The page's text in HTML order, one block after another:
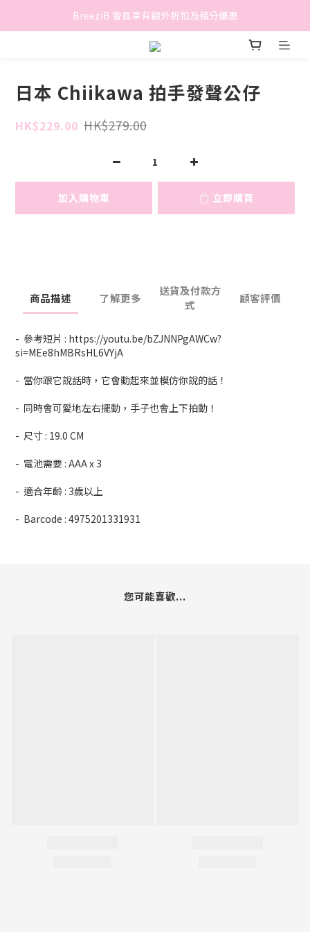
香港地區滿$500免費送貨 (離島區及偏遠地區除外)
BreeziB 會員享有額外折扣及積分優惠
香港地區滿$500免費送貨 (離島區及偏遠地區除外)
日本 Chiikawa 拍手發聲公仔
HK$229.00 HK$279.00
加入購物車 立即購買
商品描述 了解更多
送貨及付款方
式
顧客評價
- 參考短片 : https://youtu.be/bZJNNPgAWCw?
si=MEe8hMBRsHL6VYjA
- 當你跟它說話時，它會動起來並模仿你說的話！
- 同時會可愛地左右擺動，手子也會上下拍動！
- 尺寸 : 19.0 CM
- 電池需要 : AAA x 3
- 適合年齡 : 3歲以上
- Barcode : 4975201331931
您可能喜歡...